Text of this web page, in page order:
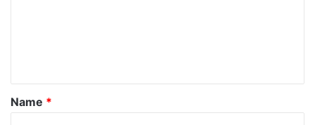
*
Name *